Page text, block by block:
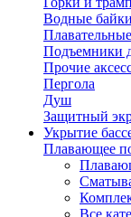
Водные байки
Подъемники
Прочие
Пергола
Душ
Защитный
Укрытие
Плавающее
Все